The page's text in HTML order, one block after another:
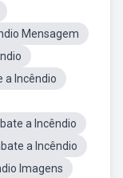
Mensagem
a Incêndio
a Incêndio
a Incêndio
Imagens